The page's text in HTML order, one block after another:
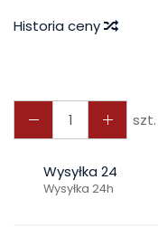
Historia ceny
szt.
Wysyłka 24
Wysyłka 24h